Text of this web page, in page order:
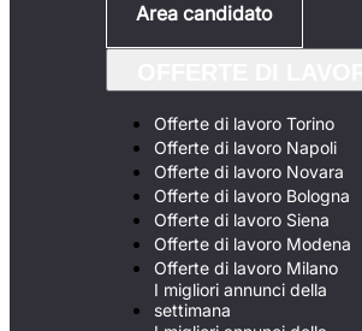
Area candidato
Offerte di lavoro Torino
Offerte di lavoro Napoli
Offerte di lavoro Novara
Offerte di lavoro Bologna
Offerte di lavoro Siena
Offerte di lavoro Modena
Offerte di lavoro Milano
I migliori annunci della
settimana